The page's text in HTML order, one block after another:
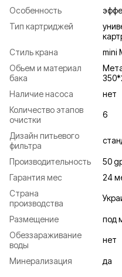
Особенность
Тип картриджей
Стиль крана
mini
Обьем и материал
бака
Наличие насоса
нет
Количество этапов
очистки
6
Дизайн питьевого
фильтра
Производительность
50
Гарантия мес
24
Страна
производства
Размещение
под
Обеззараживание
воды
нет
Минерализация да